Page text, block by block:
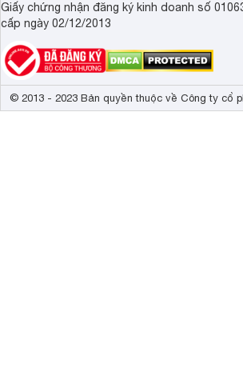
Giấy chứng nhận đăng ký kinh doanh số
cấp ngày 02/12/2013
© 2013 - 2023 Bản quyền thuộc về Công ty cổ